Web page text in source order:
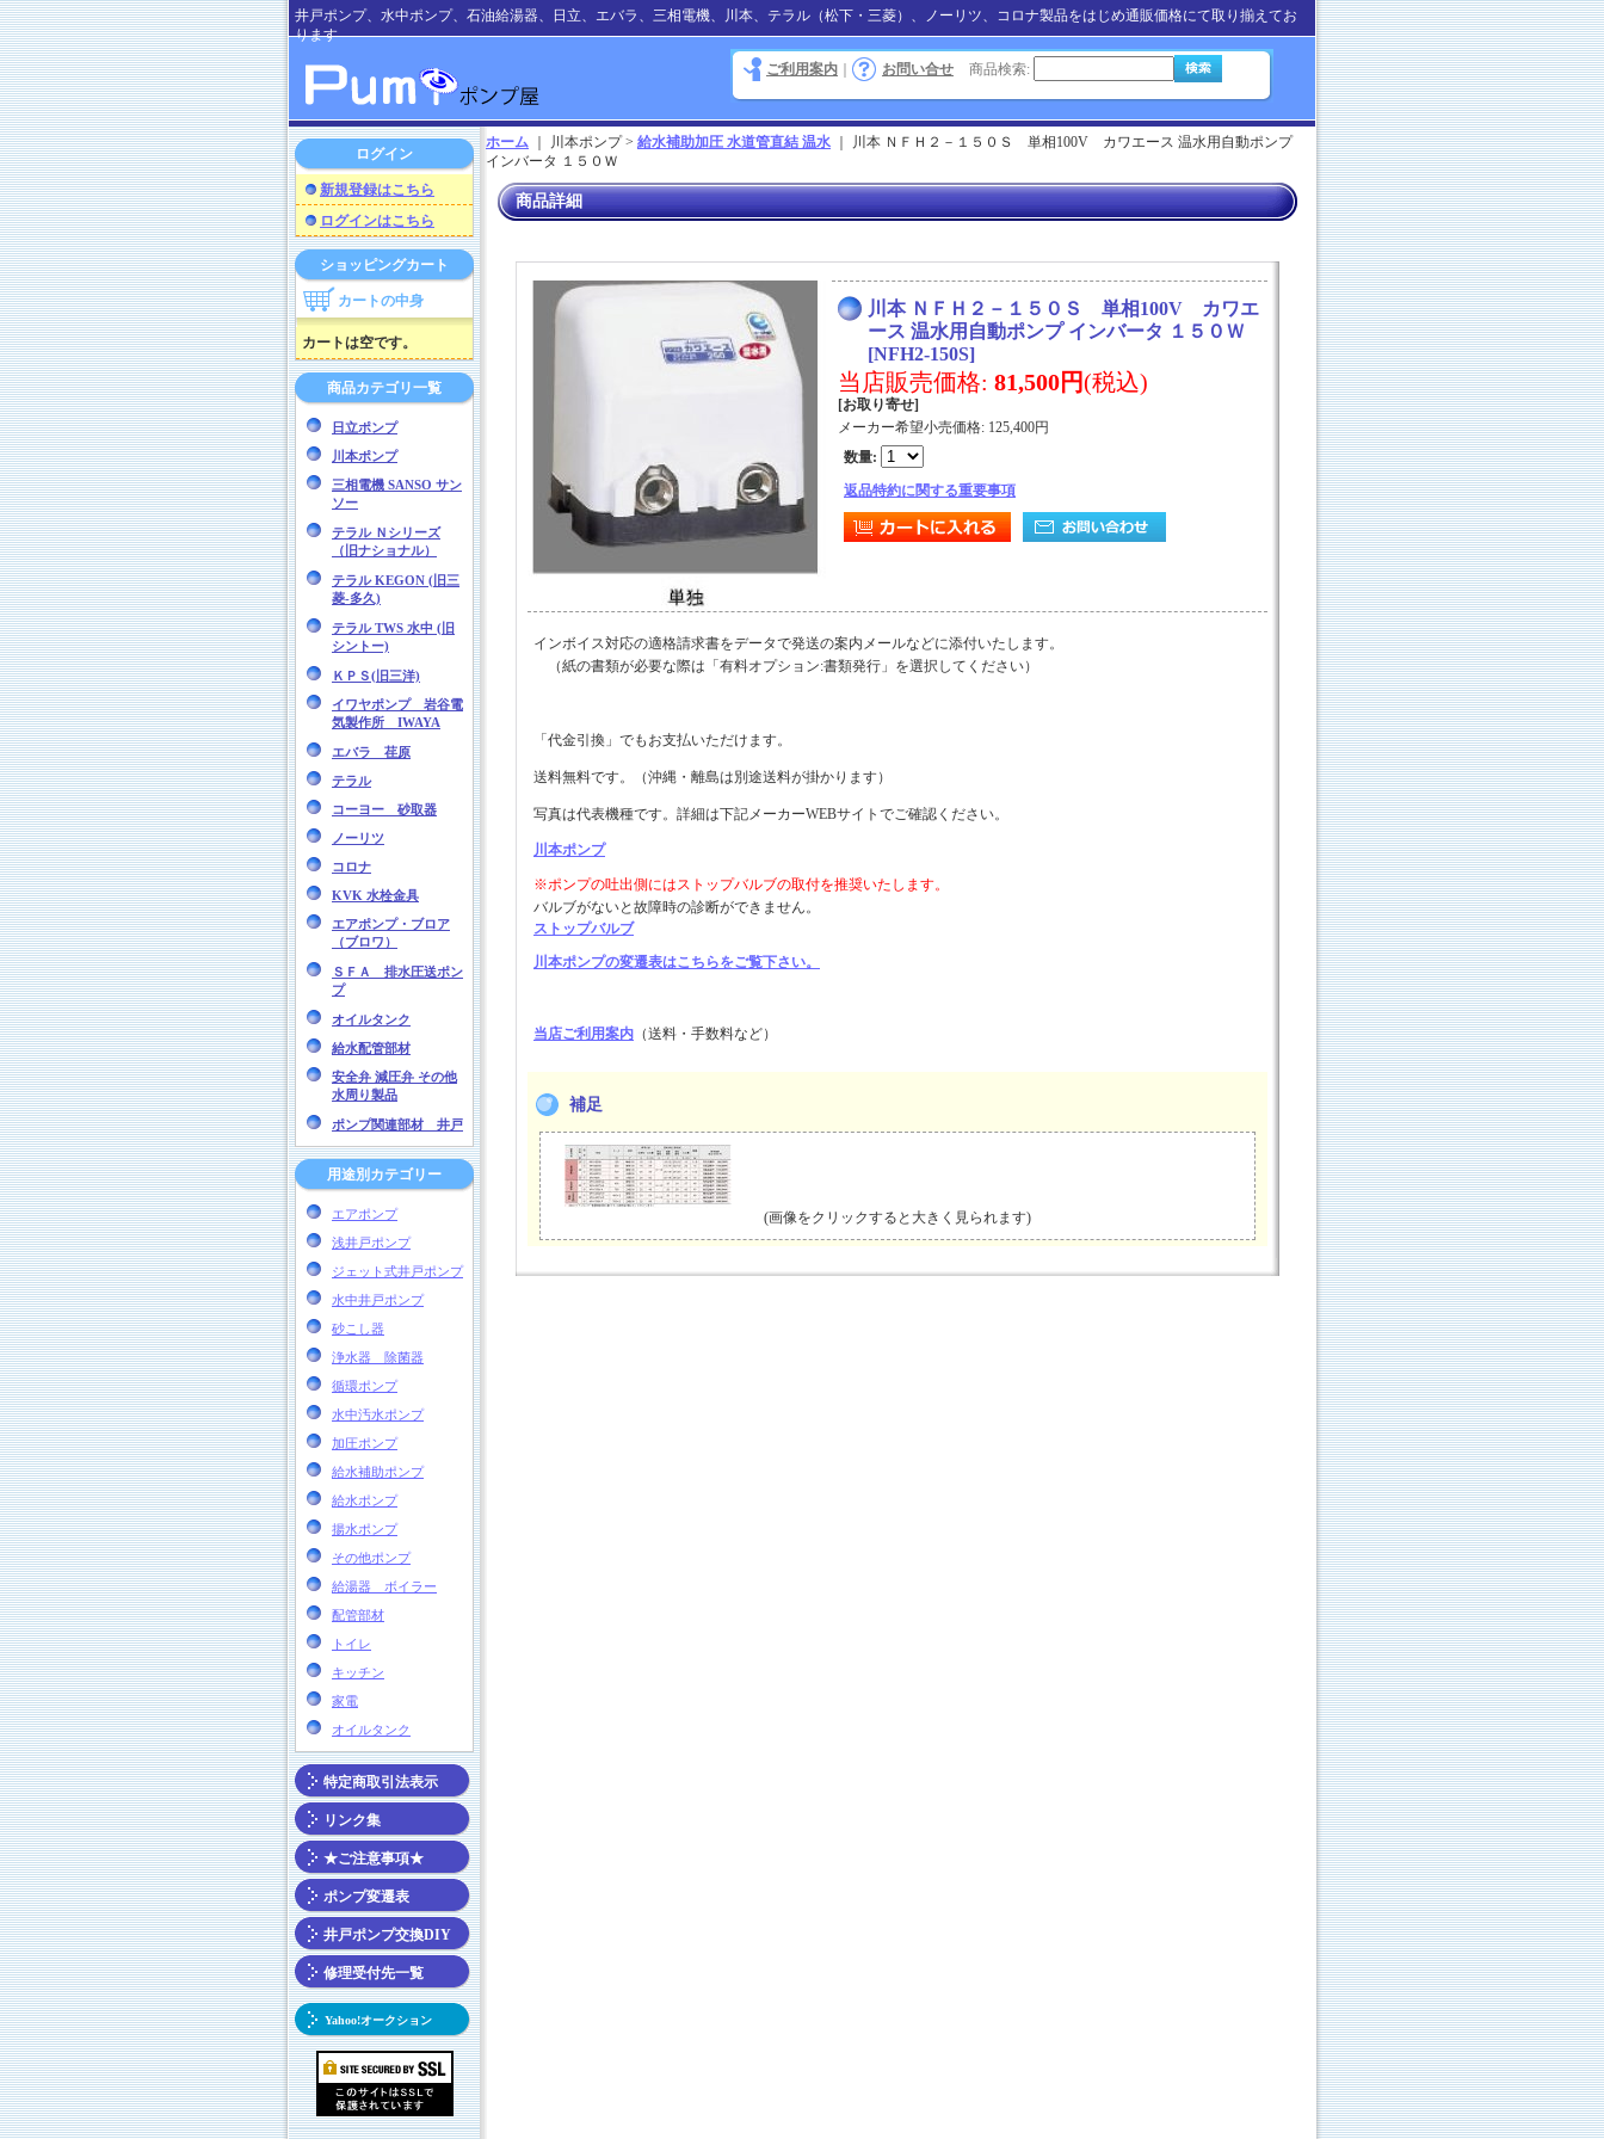
井戸ポンプ、水中ポンプ、石油給湯器、日立、エバラ、三相電機、川本、テラル（松下・三菱）、ノーリツ、コロナ製品をはじめ通販価格にて取り揃えてお
ります
ご利用案内 ｜ お問い合せ 商品検索:
ログイン
新規登録はこちら
ログインはこちら
ショッピングカート
カートの中身
カートは空です。
商品カテゴリ一覧
日立ポンプ
川本ポンプ
三相電機 SANSO サン
ソー
テラル Ｎシリーズ
（旧ナショナル）
テラル KEGON (旧三
菱-多久)
テラル TWS 水中 (旧
シントー)
ＫＰＳ(旧三洋)
イワヤポンプ 岩谷電
気製作所 IWAYA
エバラ 荏原
テラル
コーヨー 砂取器
ノーリツ
コロナ
KVK 水栓金具
エアポンプ・ブロア
（ブロワ）
ＳＦＡ 排水圧送ポン
プ
オイルタンク
給水配管部材
安全弁 減圧弁 その他
水周り製品
ポンプ関連部材 井戸
用途別カテゴリー
エアポンプ
浅井戸ポンプ
ジェット式井戸ポンプ
水中井戸ポンプ
砂こし器
浄水器 除菌器
循環ポンプ
水中汚水ポンプ
加圧ポンプ
給水補助ポンプ
給水ポンプ
揚水ポンプ
その他ポンプ
給湯器 ボイラー
配管部材
トイレ
キッチン
家電
オイルタンク
特定商取引法表示
リンク集
★ご注意事項★
ポンプ変遷表
井戸ポンプ交換DIY
修理受付先一覧
Yahoo!オークション
ホーム ｜ 川本ポンプ > 給水補助加圧 水道管直結 温水
川本 ＮＦＨ２－１５０Ｓ 単相100V カワエース 温水用自動ポンプ
インバータ １５０Ｗ
商品詳細
川本 ＮＦＨ２－１５０Ｓ 単相100V カワエ
ース 温水用自動ポンプ インバータ １５０Ｗ
[NFH2-150S]
当店販売価格: 81,500円(税込)
[お取り寄せ]
メーカー希望小売価格: 125,400円
数量:
返品特約に関する重要事項
インボイス対応の適格請求書をデータで発送の案内メールなどに添付いたします。
（紙の書類が必要な際は「有料オプション:書類発行」を選択してください）
「代金引換」でもお支払いただけます。
送料無料です。（沖縄・離島は別途送料が掛かります）
写真は代表機種です。詳細は下記メーカーWEBサイトでご確認ください。
川本ポンプ
※ポンプの吐出側にはストップバルブの取付を推奨いたします。
バルブがないと故障時の診断ができません。
ストップバルブ
川本ポンプの変遷表はこちらをご覧下さい。
当店ご利用案内 （送料・手数料など）
補足
(画像をクリックすると大きく見られます)